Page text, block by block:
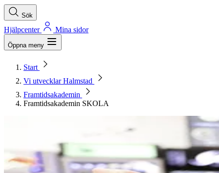
Sök
Hjälpcenter Mina sidor
Öppna meny
Start
Vi utvecklar Halmstad
Framtidsakademin
Framtidsakademin SKOLA